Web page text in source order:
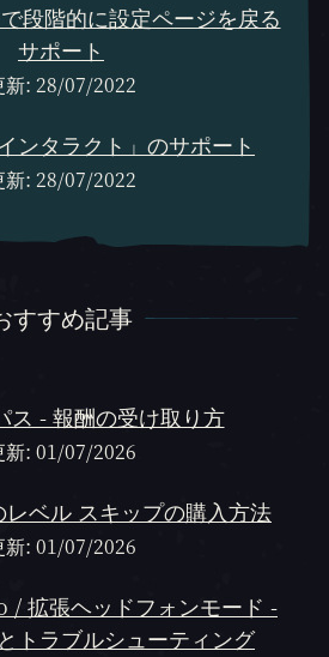
段階的に設定ページを戻る
サポート
新: 28/07/2022
ンタラクト」のサポート
新: 28/07/2022
すすめ記事
ス - 報酬の受け取り方
新: 01/07/2026
ベル スキップの購入方法
新: 01/07/2026
拡張ヘッドフォンモード -
トラブルシューティング